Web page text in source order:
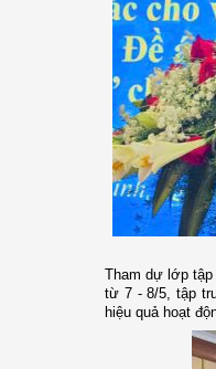
Tham dự lớp tập
từ 7 - 8/5, tập
hiệu quả hoạt